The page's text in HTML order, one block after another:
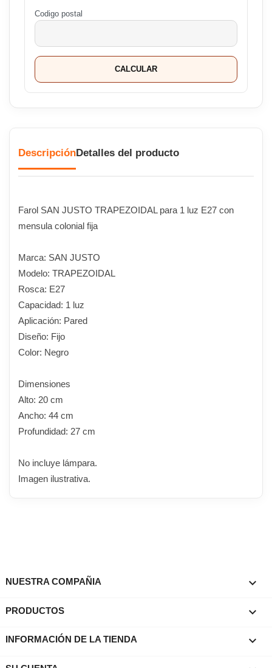
Codigo postal
CALCULAR
DescripciónDetalles del producto
Farol SAN JUSTO TRAPEZOIDAL para 1 luz E27 con
mensula colonial fija
Marca: SAN JUSTO
Modelo: TRAPEZOIDAL
Rosca: E27
Capacidad: 1 luz
Aplicación: Pared
Diseño: Fijo
Color: Negro
Dimensiones
Alto: 20 cm
Ancho: 44 cm
Profundidad: 27 cm
No incluye lámpara.
Imagen ilustrativa.
NUESTRA COMPAÑIA 
PRODUCTOS 
INFORMACIÓN DE LA TIENDA keyboard_arrow_down